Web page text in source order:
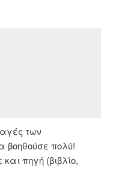
των
πολύ!
πηγή (βιβλίο,